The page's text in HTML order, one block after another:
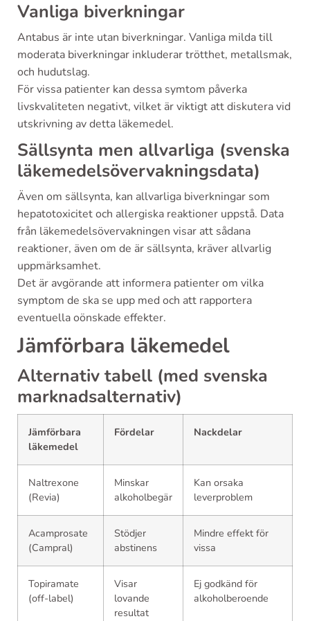
Vanliga biverkningar
Antabus är inte utan biverkningar. Vanliga milda till
moderata biverkningar inkluderar trötthet, metallsmak,
och hudutslag.
För vissa patienter kan dessa symtom påverka
livskvaliteten negativt, vilket är viktigt att diskutera vid
utskrivning av detta läkemedel.
Sällsynta men allvarliga (svenska
läkemedelsövervakningsdata)
Även om sällsynta, kan allvarliga biverkningar som
hepatotoxicitet och allergiska reaktioner uppstå. Data
från läkemedelsövervakningen visar att sådana
reaktioner, även om de är sällsynta, kräver allvarlig
uppmärksamhet.
Det är avgörande att informera patienter om vilka
symptom de ska se upp med och att rapportera
eventuella oönskade effekter.
Jämförbara läkemedel
Alternativ tabell (med svenska
marknadsalternativ)
Jämförbara
läkemedel
Fördelar Nackdelar
Naltrexone
(Revia)
Minskar
alkoholbegär
Kan orsaka
leverproblem
Acamprosate
(Campral)
Stödjer
abstinens
Mindre effekt för
vissa
Topiramate
(off-label)
Visar
lovande
resultat
Ej godkänd för
alkoholberoende